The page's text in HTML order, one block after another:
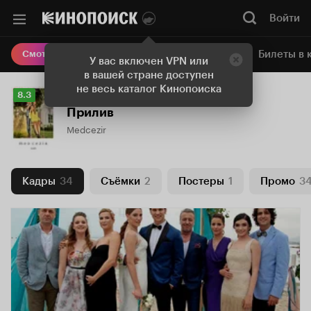
У вас включен VPN или
в вашей стране доступен
не весь каталог Кинопоиска
Войти
Смотреть кино Онлайн-кинотеатр Билеты в
Рейтинг
Кинопоиска
8.3
8.3
Прилив
Medcezir
Кадры 34 Съёмки 2 Постеры 1 Промо